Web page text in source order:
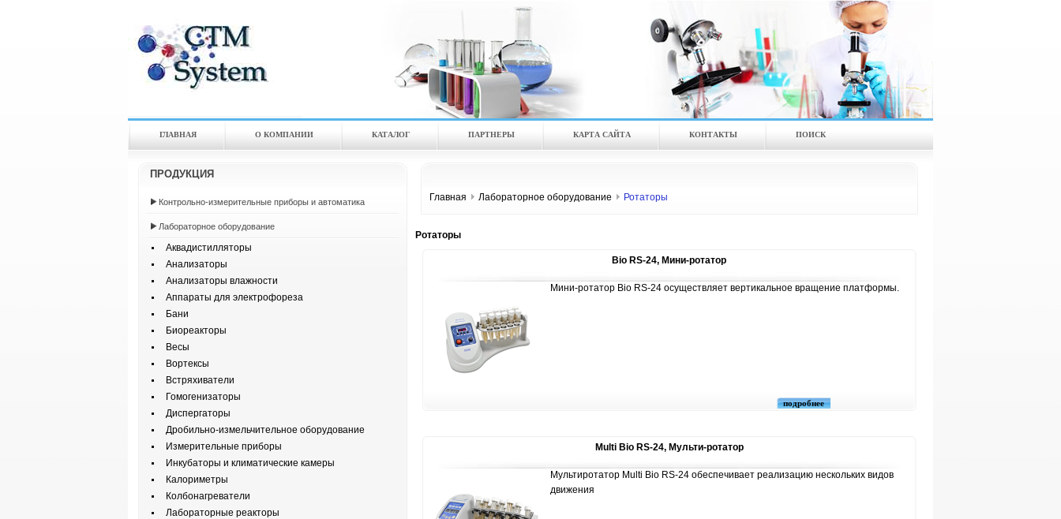
ГЛАВНАЯ О КОМПАНИИ КАТАЛOГ ПАРТНЕРЫ КАРТА САЙТА КОНТАКТЫ ПОИСК
ПРОДУКЦИЯ
Контрольно-измерительные приборы и автоматика
Лабораторное оборудование
Аквадистилляторы
Анализаторы
Анализаторы влажности
Аппараты для электрофореза
Бани
Биореакторы
Весы
Вортексы
Встряхиватели
Гомогенизаторы
Диспергаторы
Дробильно-измельчительное оборудование
Измерительные приборы
Инкубаторы и климатические камеры
Калориметры
Колбонагреватели
Лабораторные реакторы
Главная Лабораторное оборудование Ротаторы
Ротаторы
Bio RS-24, Мини-ротатор
Мини-ротатор Bio RS-24 осуществляет вертикальное вращение платформы.
подробнее
Multi Bio RS-24, Мульти-ротатор
Мультиротатор Multi Bio RS-24 обеспечивает реализацию нескольких видов
движения